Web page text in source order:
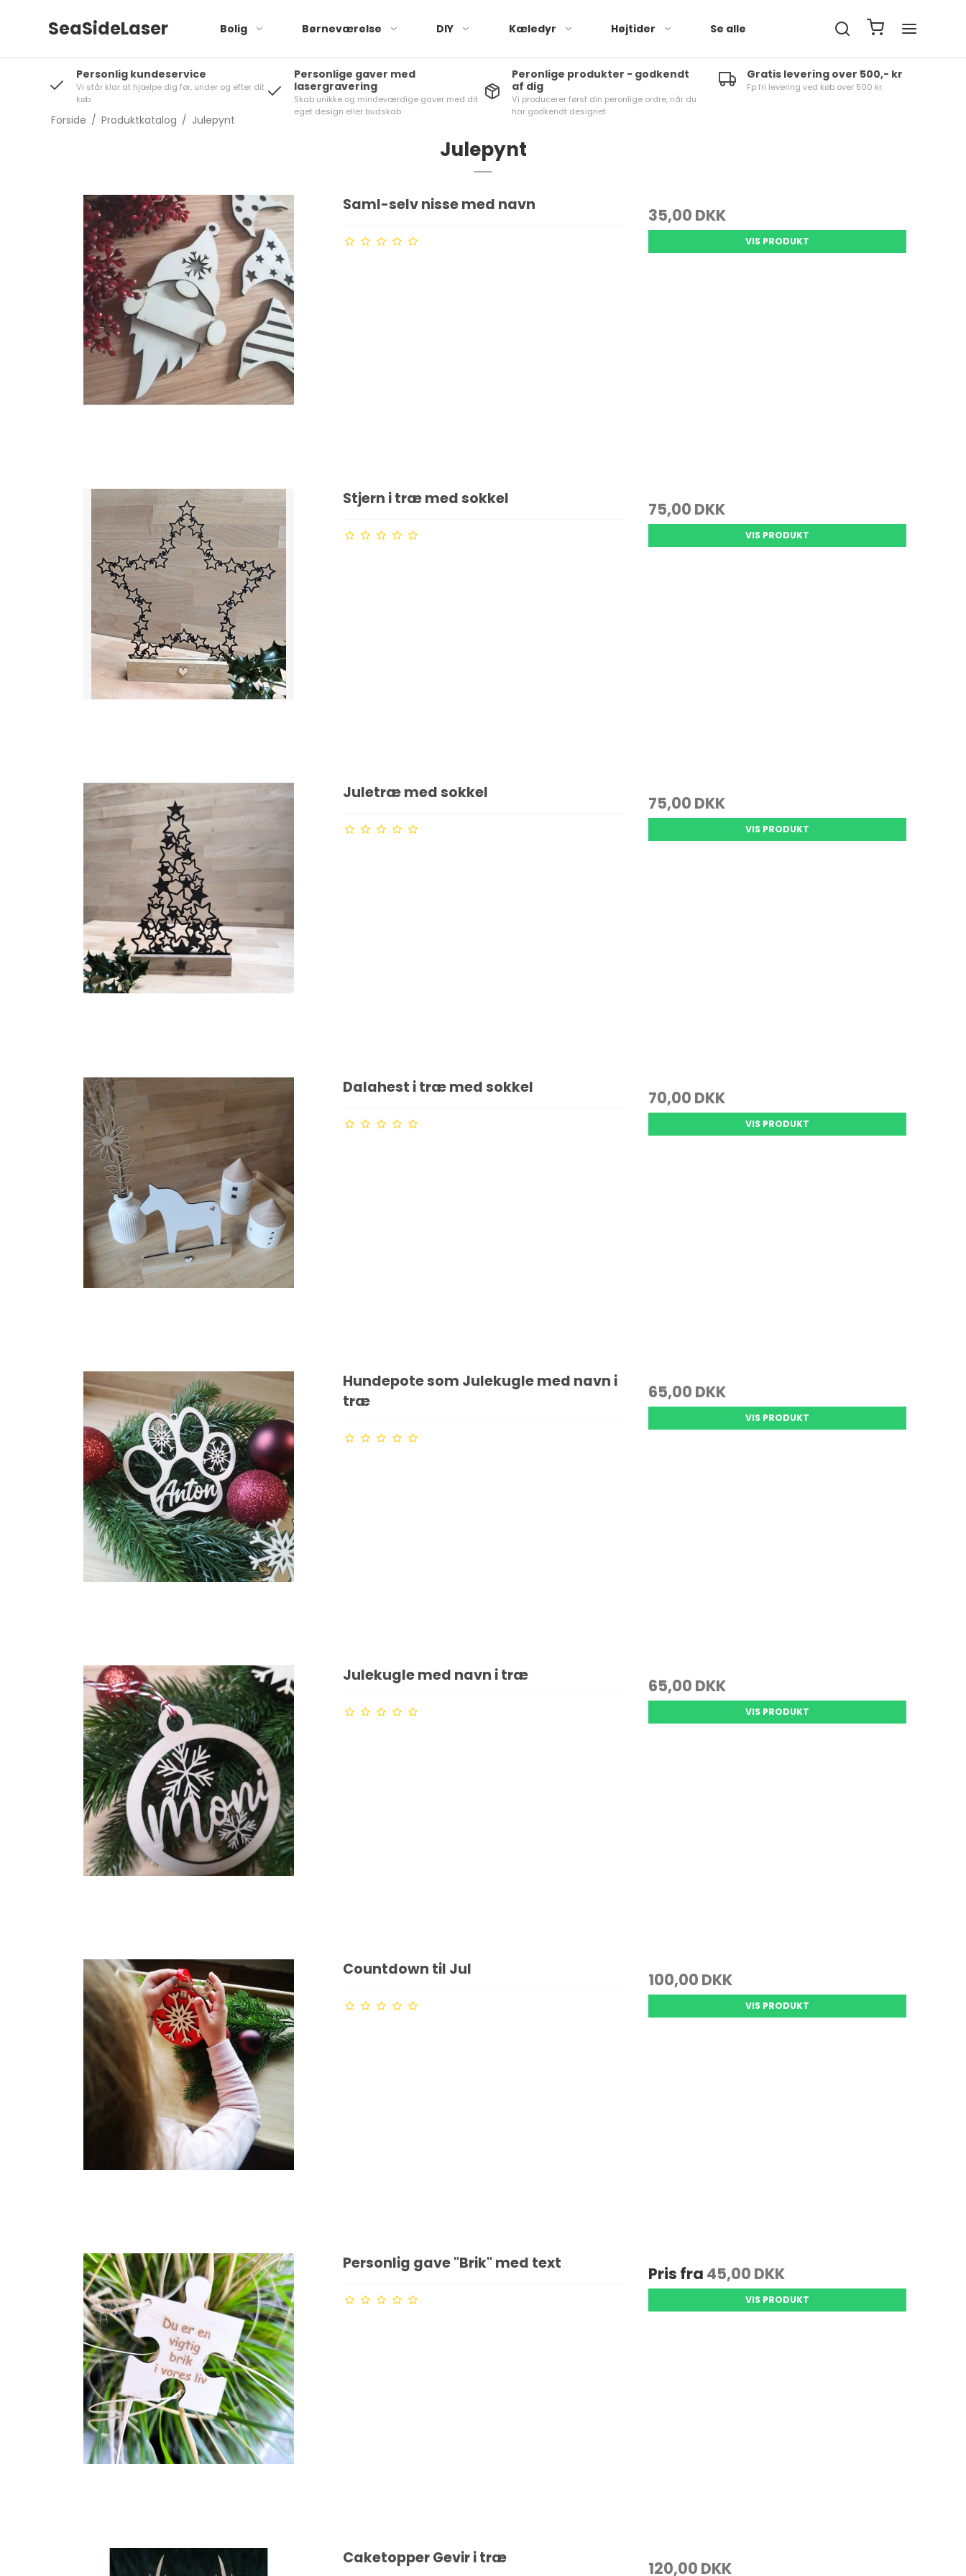
SeaSideLaser Bolig
Stanley Topper
Børneværelse DIY Kæledyr Højtider Se alle
Personlig kundeservice
Vi står klar at hjælpe dig før, under og efter dit
køb
Personlige gaver med
lasergravering
Skab unikke og mindeværdige gaver med dit
eget design eller budskab
Peronlige produkter - godkendt
af dig
Vi producerer først din peronlige ordre, når du
har godkendt designet
Gratis levering over 500,- kr
Fp fri levering ved køb over 500 kr.
Forside / Produktkatalog / Julepynt
Julepynt
Saml-selv nisse med navn
35,00 DKK
VIS PRODUKT
Stjern i træ med sokkel
75,00 DKK
VIS PRODUKT
Juletræ med sokkel
75,00 DKK
VIS PRODUKT
Dalahest i træ med sokkel
70,00 DKK
VIS PRODUKT
Hundepote som Julekugle med navn i
træ
65,00 DKK
VIS PRODUKT
Julekugle med navn i træ
65,00 DKK
VIS PRODUKT
Countdown til Jul
100,00 DKK
VIS PRODUKT
Personlig gave "Brik" med text
Pris fra 45,00 DKK
VIS PRODUKT
Caketopper Gevir i træ
120,00 DKK